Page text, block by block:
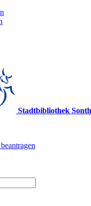
Stadtbibliothek